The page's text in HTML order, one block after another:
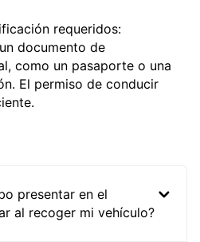
requeridos:
documento de
como un pasaporte o una
El permiso de conducir
presentar en el
al recoger mi vehículo?